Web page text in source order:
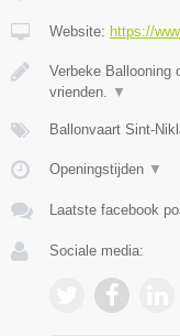
Website: https://
Verbeke Ballooning
vrienden.
▼
Ballonvaart Sint-
Openingstijden ▼
Laatste facebook
Sociale media: